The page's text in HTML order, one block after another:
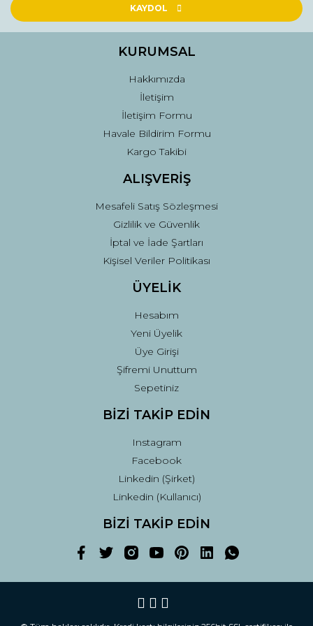
Ürün açıklamasında eksik bilgiler bulunuyor.
Ürün fiyatı diğer sitelerden daha pahalı.
Gönder
KAYDOL
KURUMSAL
Hakkımızda
İletişim
İletişim Formu
Havale Bildirim Formu
Kargo Takibi
ALIŞVERİŞ
Mesafeli Satış Sözleşmesi
Gizlilik ve Güvenlik
İptal ve İade Şartları
Kişisel Veriler Politikası
ÜYELİK
Hesabım
Yeni Üyelik
Üye Girişi
Şifremi Unuttum
Sepetiniz
BİZİ TAKİP EDİN
Instagram
Facebook
Linkedin (Şirket)
Linkedin (Kullanıcı)
BİZİ TAKİP EDİN